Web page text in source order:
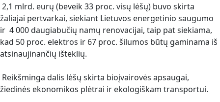
2,1 mlrd. eurų (beveik 33 proc. visų lėšų) buvo skirta
žaliajai pertvarkai, siekiant Lietuvos energetinio saugumo
ir 4 000 daugiabučių namų renovacijai, taip pat siekiama,
kad 50 proc. elektros ir 67 proc. šilumos būtų gaminama iš
atsinaujinančių išteklių.
Reikšminga dalis lėšų skirta bioįvairovės apsaugai,
žiedinės ekonomikos plėtrai ir ekologiškam transportui.